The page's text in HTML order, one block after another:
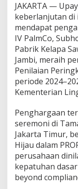
JAKARTA —
keberlanjutan di
mendapat
IV PalmCo,
Pabrik Kelapa
Jambi, meraih
Penilaian
periode
Kementerian
Penghargaan
seremoni di
Jakarta Timur,
Hijau dalam
perusahaan
kepatuhan
beyond